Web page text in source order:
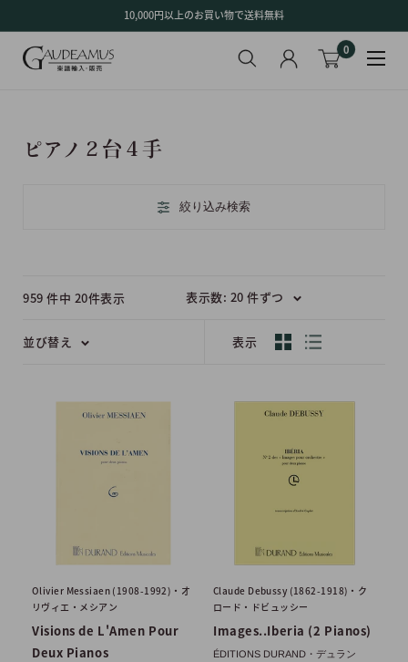
ン
10,000円以上のお買い物で送料無料
0
ピアノ２台４手
絞り込み検索
959 件中 20件表示 表示数: 20 件ずつ
並び替え 表示
Olivier Messiaen (1908-1992)・オ
リヴィエ・メシアン
Visions de L'Amen Pour
Deux Pianos
Claude Debussy (1862-1918)・ク
ロード・ドビュッシー
Images..Iberia (2 Pianos)
ÉDITIONS DURAND・デュラン